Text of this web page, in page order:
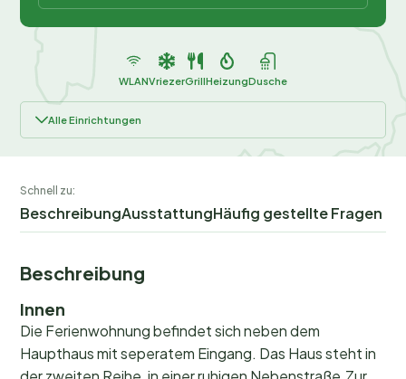
WLANVriezerGrillHeizungDusche
Alle Einrichtungen
Schnell zu:
BeschreibungAusstattungHäufig gestellte Fragen
Beschreibung
Innen
Die Ferienwohnung befindet sich neben dem
Haupthaus mit seperatem Eingang. Das Haus steht in